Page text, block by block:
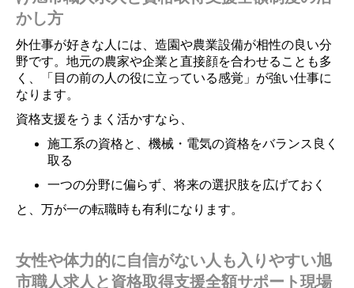
かし方
外仕事が好きな人には、造園や農業設備が相性の良い分
野です。地元の農家や企業と直接顔を合わせることも多
く、「目の前の人の役に立っている感覚」が強い仕事に
なります。
資格支援をうまく活かすなら、
施工系の資格と、機械・電気の資格をバランス良く
取る
一つの分野に偏らず、将来の選択肢を広げておく
と、万が一の転職時も有利になります。
女性や体力的に自信がない人も入りやすい旭
市職人求人と資格取得支援全額サポート現場